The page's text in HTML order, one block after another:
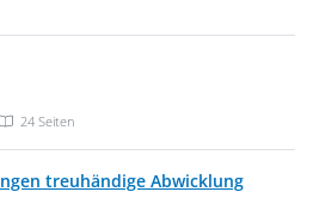
KB
24 Seiten
treuhändige Abwicklung